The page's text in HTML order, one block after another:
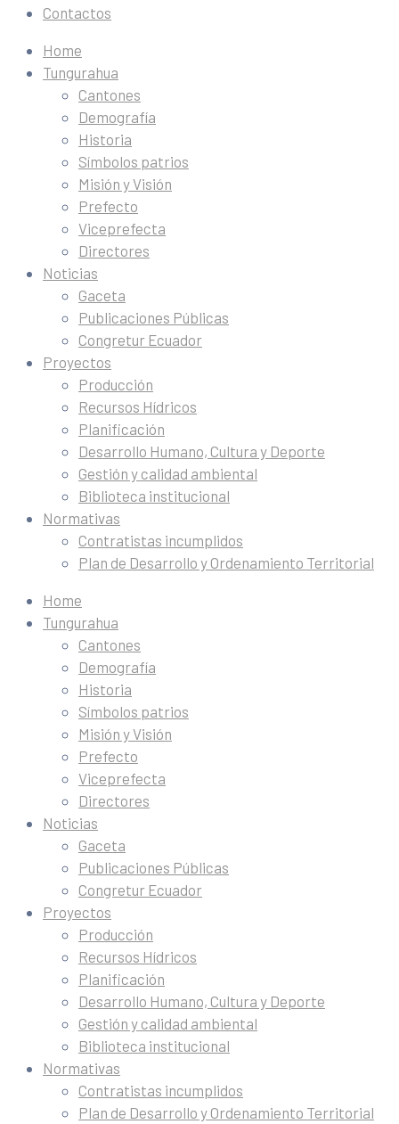
Contactos
Home
Tungurahua
Cantones
Demografía
Historia
Símbolos patrios
Misión y Visión
Prefecto
Viceprefecta
Directores
Noticias
Gaceta
Publicaciones Públicas
Congretur Ecuador
Proyectos
Producción
Recursos Hídricos
Planificación
Desarrollo Humano, Cultura y Deporte
Gestión y calidad ambiental
Biblioteca institucional
Normativas
Contratistas incumplidos
Plan de Desarrollo y Ordenamiento Territorial
Home
Tungurahua
Cantones
Demografía
Historia
Símbolos patrios
Misión y Visión
Prefecto
Viceprefecta
Directores
Noticias
Gaceta
Publicaciones Públicas
Congretur Ecuador
Proyectos
Producción
Recursos Hídricos
Planificación
Desarrollo Humano, Cultura y Deporte
Gestión y calidad ambiental
Biblioteca institucional
Normativas
Contratistas incumplidos
Plan de Desarrollo y Ordenamiento Territorial